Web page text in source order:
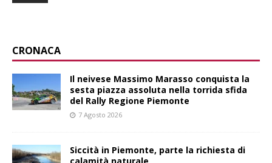
CRONACA
Il neivese Massimo Marasso conquista la
sesta piazza assoluta nella torrida sfida
del Rally Regione Piemonte
7 Agosto 2026
Siccità in Piemonte, parte la richiesta di